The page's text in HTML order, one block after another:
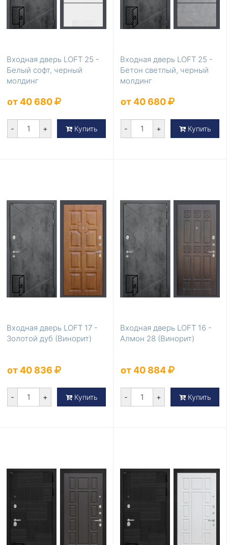
Входная дверь LOFT 25 -
Белый софт, черный
молдинг
от 40 680
- + Купить
Входная дверь LOFT 25 -
Бетон светлый, черный
молдинг
от 40 680
- + Купить
Входная дверь LOFT 17 -
Золотой дуб (Винорит)
от 40 836
- + Купить
Входная дверь LOFT 16 -
Алмон 28 (Винорит)
от 40 884
- + Купить